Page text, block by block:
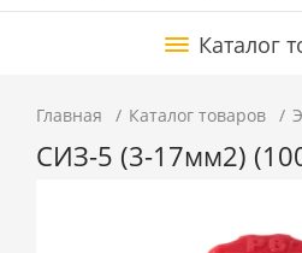
Каталог
Главная Каталог товаров
СИЗ-5 (3-17мм2)